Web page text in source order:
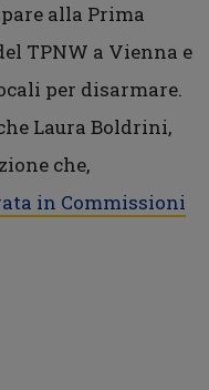
alla Prima
TPNW a Vienna e
per disarmare.
Laura Boldrini,
che,
in Commissioni